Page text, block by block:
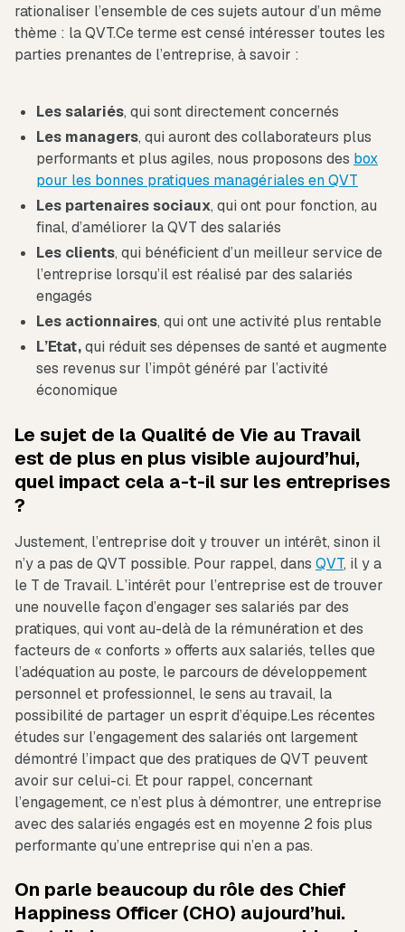
rationaliser l’ensemble de ces sujets autour d’un même
thème : la QVT.Ce terme est censé intéresser toutes les
parties prenantes de l’entreprise, à savoir :
Les salariés, qui sont directement concernés
Les managers, qui auront des collaborateurs plus
performants et plus agiles, nous proposons des box
pour les bonnes pratiques managériales en QVT
Les partenaires sociaux, qui ont pour fonction, au
final, d’améliorer la QVT des salariés
Les clients, qui bénéficient d’un meilleur service de
l’entreprise lorsqu’il est réalisé par des salariés
engagés
Les actionnaires, qui ont une activité plus rentable
L’Etat,qui réduit ses dépenses de santé et augmente
ses revenus sur l’impôt généré par l’activité
économique
Le sujet de la Qualité de Vie au Travail
est de plus en plus visible aujourd’hui,
quel impact cela a-t-il sur les entreprises
?
Justement, l’entreprise doit y trouver un intérêt, sinon il
n’y a pas de QVT possible. Pour rappel, dans QVT, il y a
le T de Travail. L’intérêt pour l’entreprise est de trouver
une nouvelle façon d’engager ses salariés par des
pratiques, qui vont au-delà de la rémunération et des
facteurs de « conforts » offerts aux salariés, telles que
l’adéquation au poste, le parcours de développement
personnel et professionnel, le sens au travail, la
possibilité de partager un esprit d’équipe.Les récentes
études sur l’engagement des salariés ont largement
démontré l’impact que des pratiques de QVT peuvent
avoir sur celui-ci. Et pour rappel, concernant
l’engagement, ce n’est plus à démontrer, une entreprise
avec des salariés engagés est en moyenne 2 fois plus
performante qu’une entreprise qui n’en a pas.
On parle beaucoup du rôle des Chief
Happiness Officer (CHO) aujourd’hui.